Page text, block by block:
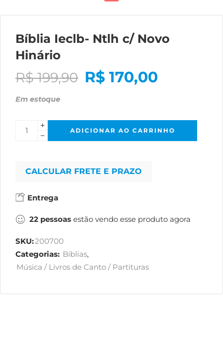
Bíblia Ieclb- Ntlh c/ Novo
Hinário
R$199,90 R$ 170,00
Em estoque
ADICIONAR AO CARRINHO
CALCULAR FRETE E PRAZO
Entrega
22 pessoas estão vendo esse produto agora
SKU:200700
Categorias: Bíblias,
Música / Livros de Canto / Partituras